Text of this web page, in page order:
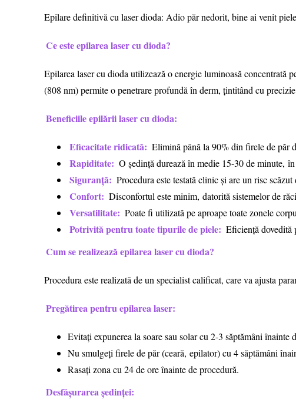
Epilare definitivă cu laser dioda: Adio păr nedorit, bine ai venit
Ce este epilarea laser cu dioda?
Epilarea laser cu dioda utilizează o energie luminoasă
(808 nm) permite o penetrare profundă în derm, țintitând cu
Beneficiile epilării laser cu dioda:
Eficacitate ridicată: Elimină până la 90% din firele de păr
Rapiditate: O ședință durează în medie 15-30 de minute,
Siguranță: Procedura este testată clinic și are un risc scăzut
Confort: Disconfortul este minim, datorită sistemelor de
Versatilitate: Poate fi utilizată pe aproape toate zonele
Potrivită pentru toate tipurile de piele: Eficiență dovedită
Cum se realizează epilarea laser cu dioda?
Procedura este realizată de un specialist calificat, care va ajusta
Pregătirea pentru epilarea laser:
Evitați expunerea la soare sau solar cu 2-3 săptămâni înainte
Nu smulgeți firele de păr (ceară, epilator) cu 4 săptămâni
Rasați zona cu 24 de ore înainte de procedură.
Desfășurarea ședinței: